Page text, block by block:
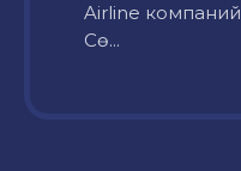
Airline
Сө...